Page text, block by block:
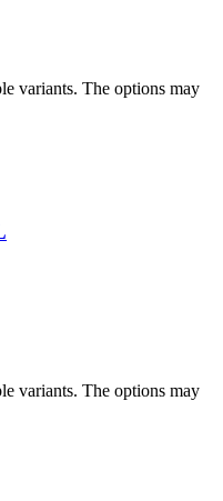
variants. The options may
variants. The options may